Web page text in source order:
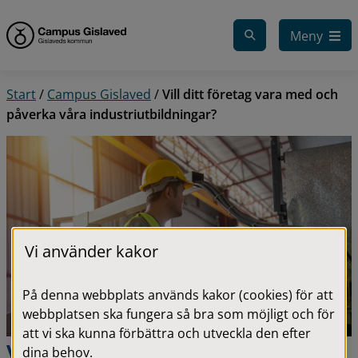
Meny
Start/ Campus Gislaved /Vill ditt företag vara med och
påverka våra industriutbildningar?
Vi använder kakor
På denna webbplats används kakor (cookies) för att
webbplatsen ska fungera så bra som möjligt och för
att vi ska kunna förbättra och utveckla den efter
dina behov.